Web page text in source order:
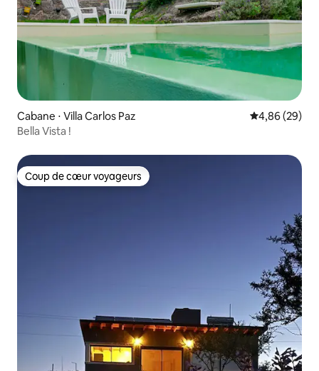
Cabane ⋅ Villa Carlos Paz Évaluation
4,86 (29)
Bella Vista !
Coup de cœur voyageurs
Coup de cœur voyageurs